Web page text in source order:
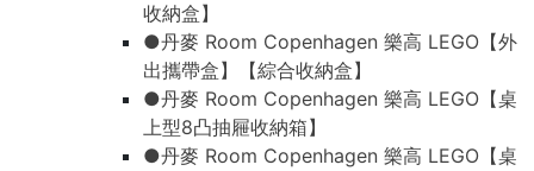
收納盒】
●丹麥 Room Copenhagen 樂高 LEGO【外
出攜帶盒】【綜合收納盒】
●丹麥 Room Copenhagen 樂高 LEGO【桌
上型8凸抽屜收納箱】
●丹麥 Room Copenhagen 樂高 LEGO【桌